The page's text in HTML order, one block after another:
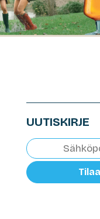
UUTISKIRJE
Tilaa